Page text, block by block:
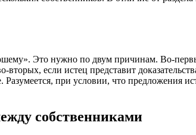
Это нужно по двум причинам. Во-
если истец представит
Разумеется, при условии, что предложения
собственниками